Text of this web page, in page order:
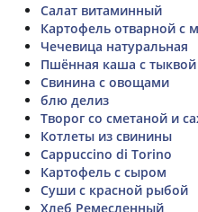
Салат витаминный
Картофель отварной с
Чечевица натуральная
Пшённая каша с тыквой
Свинина с овощами
блю делиз
Творог со сметаной и
Котлеты из свинины
Cappuccino di Torino
Картофель с сыром
Суши с красной рыбой
Хлеб Ремесленный